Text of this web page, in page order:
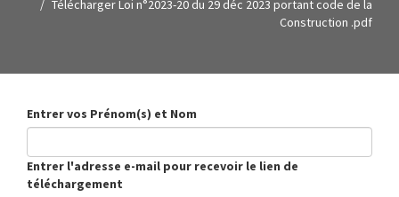
Télécharger Loi n°2023-20 du 29 déc 2023 portant code de la
Construction .pdf
Entrer vos Prénom(s) et Nom
Entrer l'adresse e-mail pour recevoir le lien de
téléchargement